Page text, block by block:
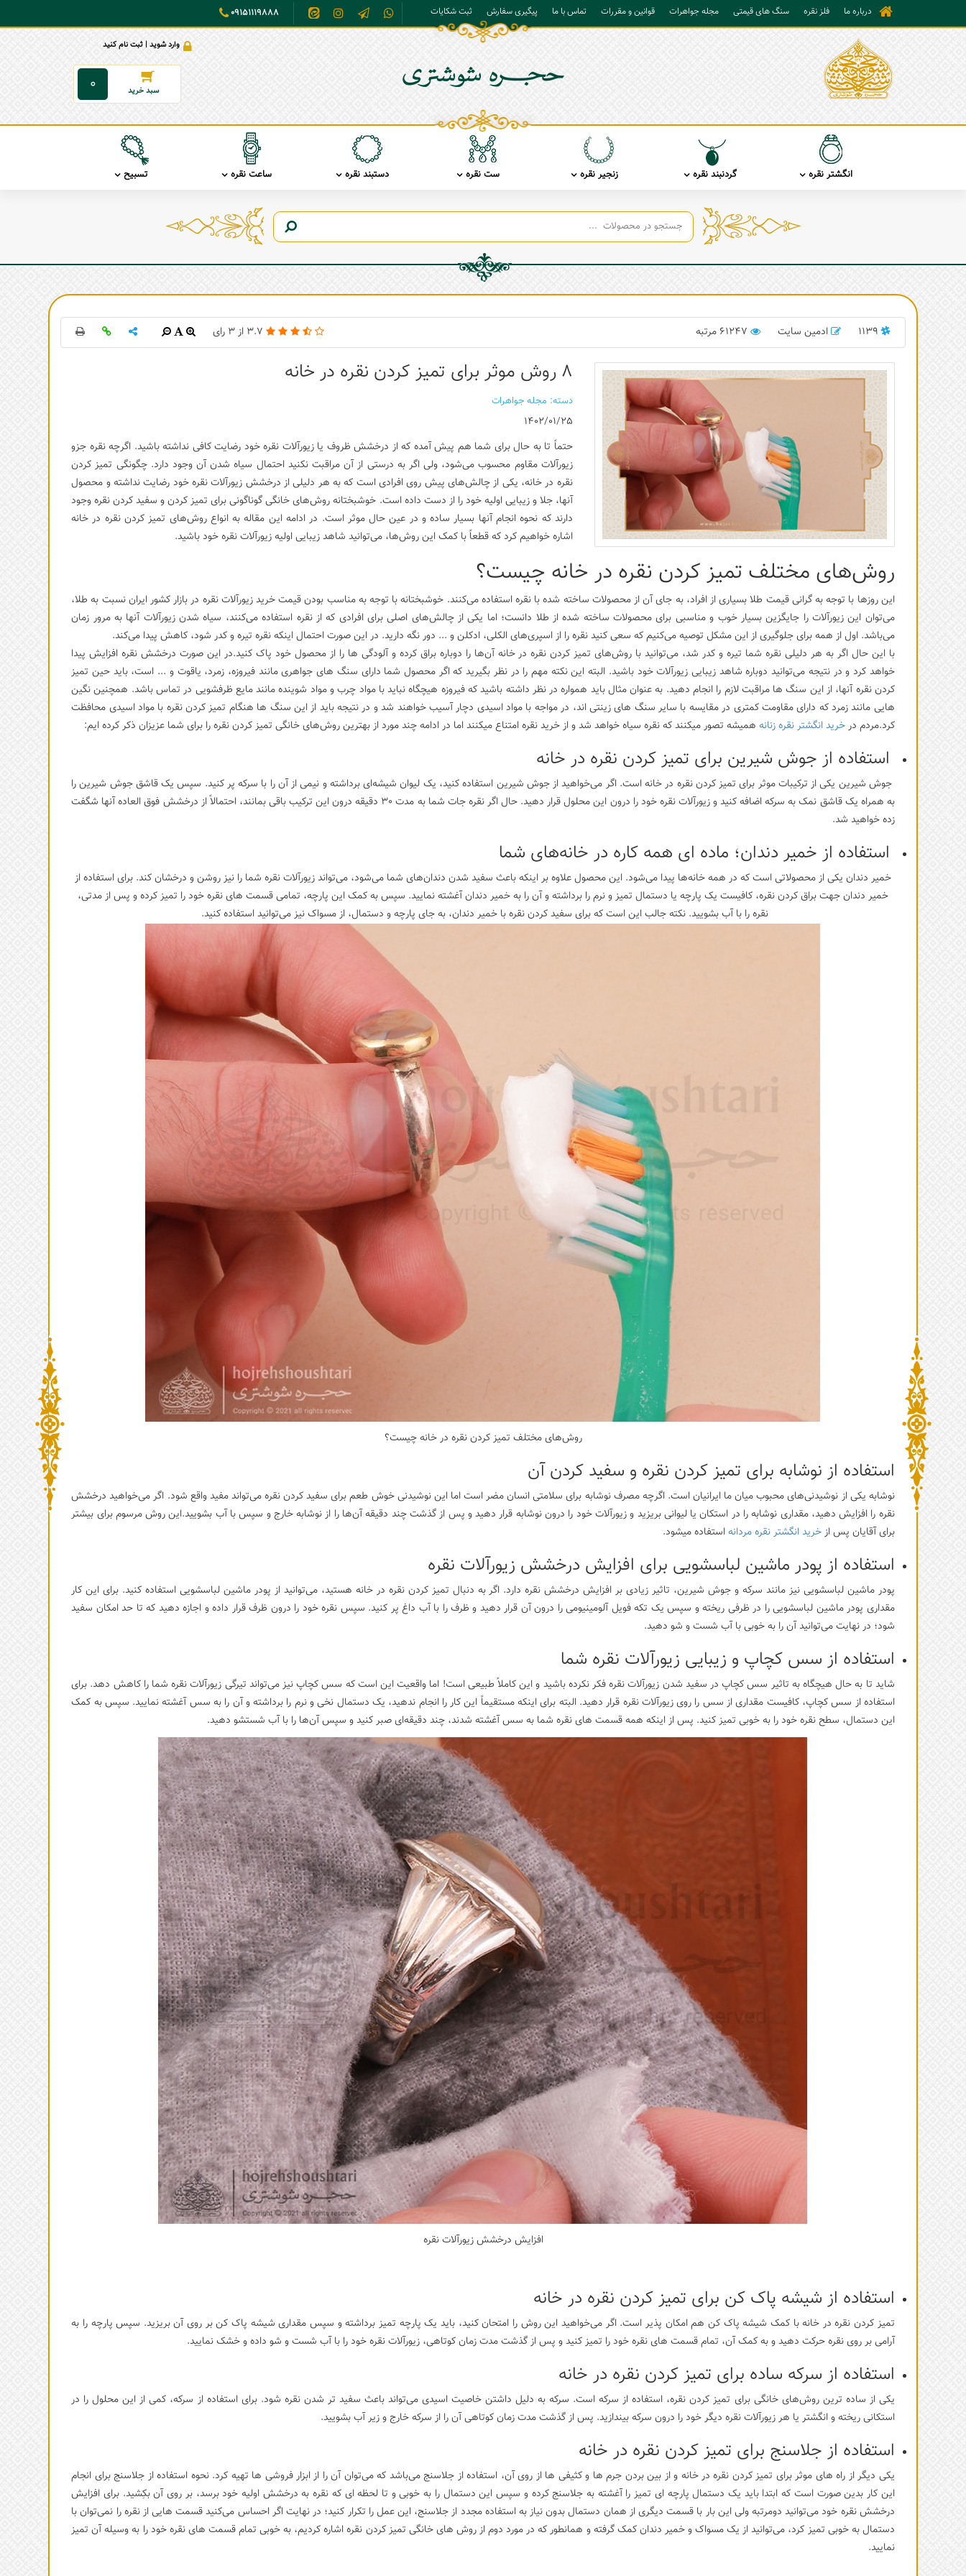
درباره ما فلز نقره سنگ های قیمتی مجله جواهرات قوانین و مقررات تماس با ما پیگیری سفارش ثبت شکایات 09151119888
وارد شوید | ثبت نام کنید
0
انگشتر نقره گردنبند نقره زنجیر نقره ست نقره دستبند نقره ساعت نقره تسبیح
1139 ادمین سایت 61247 مرتبه 3.7 از3 رای
8 روش موثر برای تمیز کردن نقره در خانه
دسته: مجله جواهرات
1402/01/25
حتماً تا به حال برای شما هم پیش آمده که از درخشش ظروف یا زیورآلات نقره خود رضایت کافی نداشته باشید. اگرچه نقره جزو
زیورآلات مقاوم محسوب می‌شود، ولی اگر به درستی از آن مراقبت نکنید احتمال سیاه شدن آن وجود دارد. چگونگی تمیز کردن
نقره در خانه، یکی از چالش‌های پیش روی افرادی است که به هر دلیلی از درخشش زیورآلات نقره خود رضایت نداشته و محصول
آنها، جلا و زیبایی اولیه خود را از دست داده است. خوشبختانه روش‌های خانگی گوناگونی برای تمیز کردن و سفید کردن نقره وجود
دارند که نحوه انجام آنها بسیار ساده و در عین حال موثر است. در ادامه این مقاله به انواع روش‌های تمیز کردن نقره در خانه
اشاره خواهیم کرد که قطعاً با کمک این روش‌ها، می‌توانید شاهد زیبایی اولیه زیورآلات نقره خود باشید.
روش‌های مختلف تمیز کردن نقره در خانه چیست؟
این روزها با توجه به گرانی قیمت طلا بسیاری از افراد، به جای آن از محصولات ساخته شده با نقره استفاده می‌کنند. خوشبختانه با توجه به مناسب بودن قیمت خرید زیورآلات نقره در بازار کشور ایران نسبت به طلا،
می‌توان این زیورآلات را جایگزین بسیار خوب و مناسبی برای محصولات ساخته شده از طلا دانست؛ اما یکی از چالش‌های اصلی برای افرادی که از نقره استفاده می‌کنند، سیاه شدن زیورآلات آنها به مرور زمان
می‌باشد. اول از همه برای جلوگیری از این مشکل توصیه می‌کنیم که سعی کنید نقره را از اسپری‌های الکلی، ادکلن و ... دور نگه دارید. در این صورت احتمال اینکه نقره تیره و کدر شود، کاهش پیدا می‌کند.
با این حال اگر به هر دلیلی نقره شما تیره و کدر شد، می‌توانید با روش‌های تمیز کردن نقره در خانه آن‌ها را دوباره براق کرده و آلودگی ها را از محصول خود پاک کنید.در این صورت درخشش نقره افزایش پیدا
خواهد کرد و در نتیجه می‌توانید دوباره شاهد زیبایی زیورآلات خود باشید. البته این نکته مهم را در نظر بگیرید که اگر محصول شما دارای سنگ های جواهری مانند فیروزه، زمرد، یاقوت و ... است، باید حین تمیز
کردن نقره آنها، از این سنگ ها مراقبت لازم را انجام دهید. به عنوان مثال باید همواره در نظر داشته باشید که فیروزه هیچگاه نباید با مواد چرب و مواد شوینده مانند مایع ظرفشویی در تماس باشد. همچنین نگین
هایی مانند زمرد که دارای مقاومت کمتری در مقایسه با سایر سنگ های زینتی اند، در مواجه با مواد اسیدی دچار آسیب خواهند شد و در نتیجه باید از این سنگ ها هنگام تمیز کردن نقره با مواد اسیدی محافظت
کرد.مردم درخرید انگشتر نقره زنانه همیشه تصور میکنند که نقره سیاه خواهد شد و از خرید نقره امتناع میکنند اما در ادامه چند مورد از بهترین روش‌های خانگی تمیز کردن نقره را برای شما عزیزان ذکر کرده ایم:
استفاده از جوش شیرین برای تمیز کردن نقره در خانه
جوش شیرین یکی از ترکیبات موثر برای تمیز کردن نقره در خانه است. اگر می‌خواهید از جوش شیرین استفاده کنید، یک لیوان شیشه‌ای برداشته و نیمی از آن را با سرکه پر کنید. سپس یک قاشق جوش شیرین را
به همراه یک قاشق نمک به سرکه اضافه کنید و زیورآلات نقره خود را درون این محلول قرار دهید. حال اگر نقره جات شما به مدت 30 دقیقه درون این ترکیب باقی بمانند، احتمالاً از درخشش فوق العاده آنها شگفت
زده خواهید شد.
استفاده از خمیر دندان؛ ماده ای همه کاره در خانه‌های شما
خمیر دندان یکی از محصولاتی است که در همه خانه‌ها پیدا می‌شود. این محصول علاوه بر اینکه باعث سفید شدن دندان‌های شما می‌شود، می‌تواند زیورآلات نقره شما را نیز روشن و درخشان کند. برای استفاده از
خمیر دندان جهت براق کردن نقره، کافیست یک پارچه یا دستمال تمیز و نرم را برداشته و آن را به خمیر دندان آغشته نمایید. سپس به کمک این پارچه، تمامی قسمت های نقره خود را تمیز کرده و پس از مدتی،
نقره را با آب بشویید. نکته جالب این است که برای سفید کردن نقره با خمیر دندان، به جای پارچه و دستمال، از مسواک نیز می‌توانید استفاده کنید.
روش‌های مختلف تمیز کردن نقره در خانه چیست؟
استفاده از نوشابه برای تمیز کردن نقره و سفید کردن آن
نوشابه یکی از نوشیدنی‌های محبوب میان ما ایرانیان است. اگرچه مصرف نوشابه برای سلامتی انسان مضر است اما این نوشیدنی خوش طعم برای سفید کردن نقره می‌تواند مفید واقع شود. اگر می‌خواهید درخشش
نقره را افزایش دهید، مقداری نوشابه را در استکان یا لیوانی بریزید و زیورآلات خود را درون نوشابه قرار دهید و پس از گذشت چند دقیقه آن‌ها را از نوشابه خارج و سپس با آب بشویید.این روش مرسوم برای بیشتر
برای آقایان پس ازخرید انگشتر نقره مردانه استفاده میشود.
استفاده از پودر ماشین لباسشویی برای افزایش درخشش زیورآلات نقره
پودر ماشین لباسشویی نیز مانند سرکه و جوش شیرین، تاثیر زیادی بر افزایش درخشش نقره دارد. اگر به دنبال تمیز کردن نقره در خانه هستید، می‌توانید از پودر ماشین لباسشویی استفاده کنید. برای این کار
مقداری پودر ماشین لباسشویی را در ظرفی ریخته و سپس یک تکه فویل آلومینیومی را درون آن قرار دهید و ظرف را با آب داغ پر کنید. سپس نقره خود را درون ظرف قرار داده و اجازه دهید که تا حد امکان سفید
شود؛ در نهایت می‌توانید آن را به خوبی با آب شست و شو دهید.
استفاده از سس کچاپ و زیبایی زیورآلات نقره شما
شاید تا به حال هیچ‎گاه به تاثیر سس کچاپ در سفید شدن زیورآلات نقره فکر نکرده‌ باشید و این کاملاً طبیعی است! اما واقعیت این است که سس کچاپ نیز می‌تواند تیرگی زیورآلات نقره شما را کاهش دهد. برای
استفاده از سس کچاپ، کافیست مقداری از سس را روی زیورآلات نقره قرار دهید. البته برای اینکه مستقیماً این کار را انجام ندهید، یک دستمال نخی و نرم را برداشته و آن را به سس آغشته نمایید. سپس به کمک
این دستمال، سطح نقره خود را به خوبی تمیز کنید. پس از اینکه همه قسمت های نقره شما به سس آغشته شدند، چند دقیقه‌ای صبر کنید و سپس آن‌ها را با آب شستشو دهید.
افزایش درخشش زیورآلات نقره
استفاده از شیشه پاک کن برای تمیز کردن نقره در خانه
تمیز کردن نقره در خانه با کمک شیشه پاک کن هم امکان پذیر است. اگر می‌خواهید این روش را امتحان کنید، باید یک پارچه تمیز برداشته و سپس مقداری شیشه پاک کن بر روی آن بریزید. سپس پارچه را به
آرامی بر روی نقره حرکت دهید و به کمک آن، تمام قسمت های نقره خود را تمیز کنید و پس از گذشت مدت زمان کوتاهی، زیورآلات نقره خود را با آب شست و شو داده و خشک نمایید.
استفاده از سرکه ساده برای تمیز کردن نقره در خانه
یکی از ساده ترین روش‌های خانگی برای تمیز کردن نقره، استفاده از سرکه است. سرکه به دلیل داشتن خاصیت اسیدی می‌تواند باعث سفید تر شدن نقره شود. برای استفاده از سرکه، کمی از این محلول را در
استکانی ریخته و انگشتر یا هر زیورآلات نقره دیگر خود را درون سرکه بیندازید. پس از گذشت مدت زمان کوتاهی آن را از سرکه خارج و زیر آب بشویید.
استفاده از جلاسنج برای تمیز کردن نقره در خانه
یکی دیگر از راه های موثر برای تمیز کردن نقره در خانه و از بین بردن جرم ها و کثیفی ها از روی آن، استفاده از جلاسنج می‌باشد که می‌توان آن را از ابزار فروشی ها تهیه کرد. نحوه استفاده از جلاسنج برای انجام
این کار بدین صورت است که ابتدا باید یک دستمال پارچه ای تمیز را آغشته به جلاسنج کرده و سپس این دستمال را به خوبی و تا لحظه ای که نقره به درخشش اولیه خود برسد، بر روی آن بکِشید. برای افزایش
درخشش نقره خود می‌توانید دومرتبه ولی این بار با قسمت دیگری از همان دستمال بدون نیاز به استفاده مجدد از جلاسنج، این عمل را تکرار کنید؛ در نهایت اگر احساس می‌کنید قسمت هایی از نقره را نمی‌توان با
دستمال به خوبی تمیز کرد، می‌توانید از یک مسواک و خمیر دندان کمک گرفته و همانطور که در مورد دوم از روش های خانگی تمیز کردن نقره اشاره کردیم، به خوبی تمام قسمت های نقره خود را به وسیله آن تمیز
نمایید.